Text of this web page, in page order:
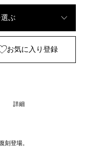
ぶ
お気に入り登録
詳細
刻登場。